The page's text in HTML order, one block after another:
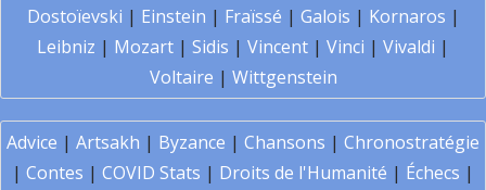
Dostoïevski | Einstein | Fraïssé | Galois | Kornaros |
Leibniz | Mozart | Sidis | Vincent | Vinci | Vivaldi |
Voltaire | Wittgenstein
Advice | Artsakh | Byzance | Chansons | Chronostratégie
| Contes | COVID Stats | Droits de l'Humanité | Échecs |